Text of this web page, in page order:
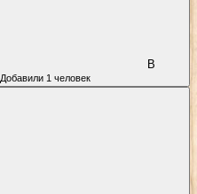
В
Добавили 1 человек